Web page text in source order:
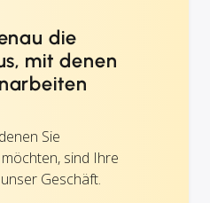
die
mit denen
Sie
sind Ihre
Geschäft.